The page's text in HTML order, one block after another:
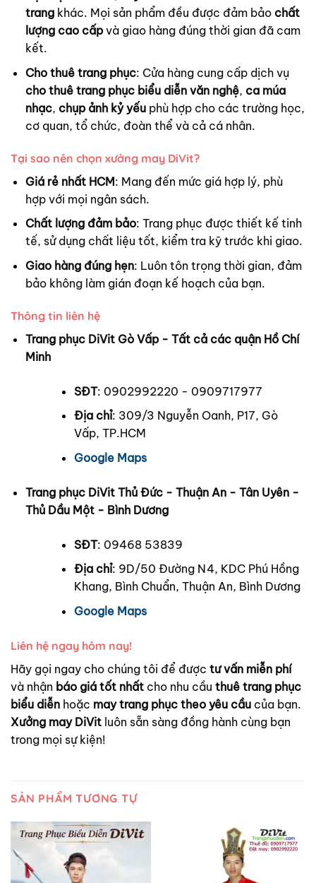
trangkhác. Mọi sản phẩm đều được đảm bảo chất
lượng cao cấpvà giao hàng đúng thời gian đã cam
kết.
Cho thuê trang phục: Cửa hàng cung cấp dịch vụ
cho thuê trang phục biểu diễn văn nghệ, ca múa
nhạc, chụp ảnh kỷ yếuphù hợp cho các trường học,
cơ quan, tổ chức, đoàn thể và cả cá nhân.
Tại sao nên chọn xưởng may DiVit?
Giá rẻ nhất HCM: Mang đến mức giá hợp lý, phù
hợp với mọi ngân sách.
Chất lượng đảm bảo: Trang phục được thiết kế tinh
tế, sử dụng chất liệu tốt, kiểm tra kỹ trước khi giao.
Giao hàng đúng hẹn: Luôn tôn trọng thời gian, đảm
bảo không làm gián đoạn kế hoạch của bạn.
Thông tin liên hệ
Trang phục DiVit Gò Vấp - Tất cả các quận Hồ Chí
Minh
SĐT: 0902992220 - 0909717977
Địa chỉ: 309/3 Nguyễn Oanh, P17, Gò
Vấp, TP.HCM
Google Maps
Trang phục DiVit Thủ Đức - Thuận An - Tân Uyên -
Thủ Dầu Một - Bình Dương
SĐT: 09468 53839
Địa chỉ: 9D/50 Đường N4, KDC Phú Hồng
Khang, Bình Chuẩn, Thuận An, Bình Dương
Google Maps
Liên hệ ngay hôm nay!
Hãy gọi ngay cho chúng tôi để được tư vấn miễn phí
và nhận báo giá tốt nhất cho nhu cầu thuê trang phục
biểu diễn hoặc may trang phục theo yêu cầu của bạn.
Xưởng may DiVit luôn sẵn sàng đồng hành cùng bạn
trong mọi sự kiện!
SẢN PHẨM TƯƠNG TỰ